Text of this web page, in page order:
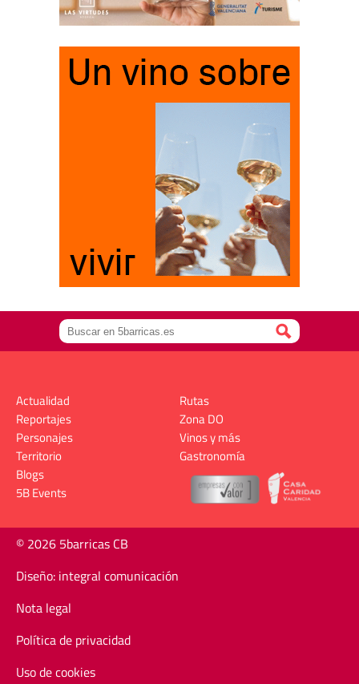
Actualidad
Reportajes
Personajes
Territorio
Rutas
Zona DO
Vinos y más
Gastronomía
Blogs
5B Events
© 2026 5barricas CB
Diseño: integral comunicación
Nota legal
Política de privacidad
Uso de cookies